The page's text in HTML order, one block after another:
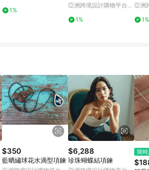
1%
改純銀耳針/耳夾
亞洲跨境設計購物平台
1%
亞洲
1%
$350
藍晒繡球花水滴型項鍊
$6,288
珍珠蝴蝶結項鍊
限